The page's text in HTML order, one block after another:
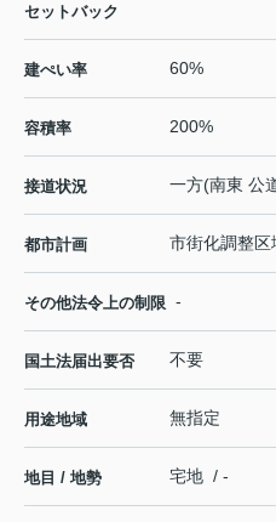
セットバック
建ぺい率 60%
容積率 200%
接道状況 一方(南東 公
都市計画 市街化調整区
その他法令上の制限 -
国土法届出要否 不要
用途地域 無指定
地目 / 地勢 宅地 / -